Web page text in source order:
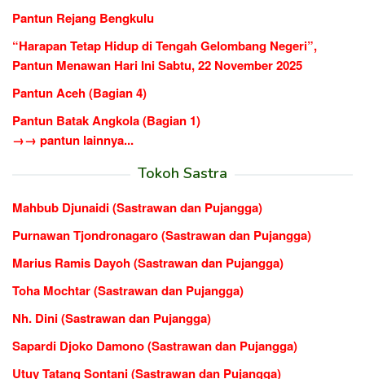
Pantun Rejang Bengkulu
“Harapan Tetap Hidup di Tengah Gelombang Negeri”,
Pantun Menawan Hari Ini Sabtu, 22 November 2025
Pantun Aceh (Bagian 4)
Pantun Batak Angkola (Bagian 1)
→→ pantun lainnya...
Tokoh Sastra
Mahbub Djunaidi (Sastrawan dan Pujangga)
Purnawan Tjondronagaro (Sastrawan dan Pujangga)
Marius Ramis Dayoh (Sastrawan dan Pujangga)
Toha Mochtar (Sastrawan dan Pujangga)
Nh. Dini (Sastrawan dan Pujangga)
Sapardi Djoko Damono (Sastrawan dan Pujangga)
Utuy Tatang Sontani (Sastrawan dan Pujangga)